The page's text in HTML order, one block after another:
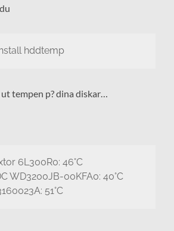
hddtemp
tempen p? dina diskar…
6L300R0: 46°C
WD3200JB-00KFA0: 40°C
51°C